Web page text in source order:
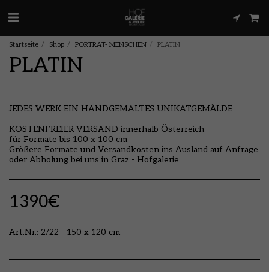
Startseite Shop PORTRÄT- MENSCHEN PLATIN
PLATIN
JEDES WERK EIN HANDGEMALTES UNIKATGEMÄLDE
KOSTENFREIER VERSAND innerhalb Österreich
für Formate bis 100 x 100 cm
Größere Formate und Versandkosten ins Ausland auf Anfrage
oder Abholung bei uns in Graz - Hofgalerie
1390€
Art.Nr.: 2/22 - 150 x 120 cm